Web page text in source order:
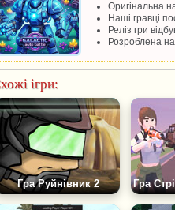
Оригінальна
Наші гравці
Реліз гри
Розроблена на
ігри:
Гра Руйнівник 2 Гра